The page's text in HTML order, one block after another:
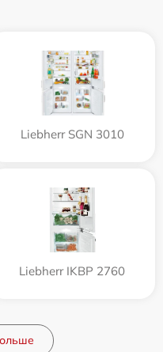
Liebherr SGN 3010
Liebherr IKBP 2760